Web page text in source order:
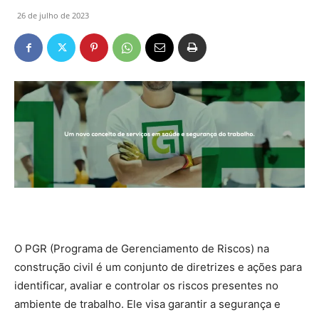
26 de julho de 2023
O PGR (Programa de Gerenciamento de Riscos) na
construção civil é um conjunto de diretrizes e ações para
identificar, avaliar e controlar os riscos presentes no
ambiente de trabalho. Ele visa garantir a segurança e